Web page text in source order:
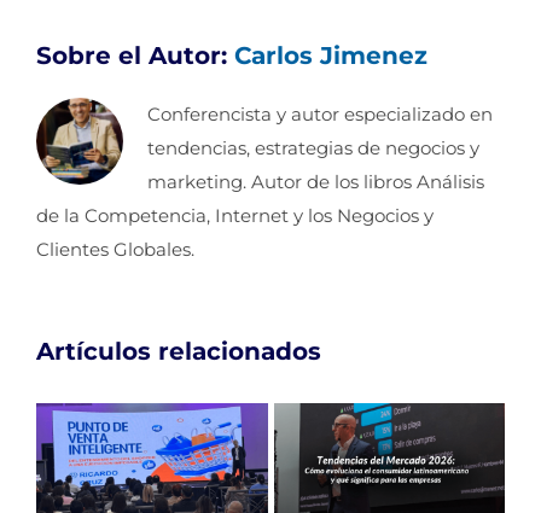
Sobre el Autor: Carlos Jimenez
Conferencista y autor especializado en
tendencias, estrategias de negocios y
marketing. Autor de los libros Análisis
de la Competencia, Internet y los Negocios y
Clientes Globales.
Artículos relacionados